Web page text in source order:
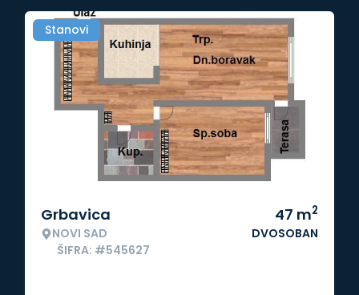
Stanovi
Grbavica
NOVI SAD
ŠIFRA: #545627
47 m2
DVOSOBAN